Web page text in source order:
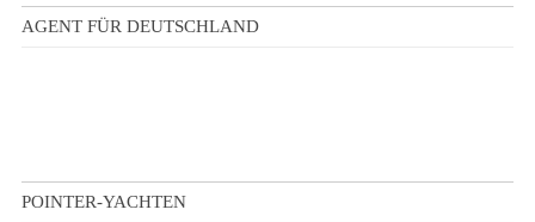
AGENT FÜR DEUTSCHLAND
POINTER-YACHTEN